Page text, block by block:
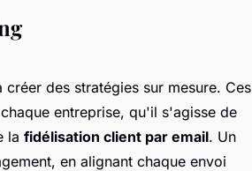
des stratégies sur mesure. Ces
entreprise, qu'il s'agisse de
la fidélisation client par email. Un
en alignant chaque envoi